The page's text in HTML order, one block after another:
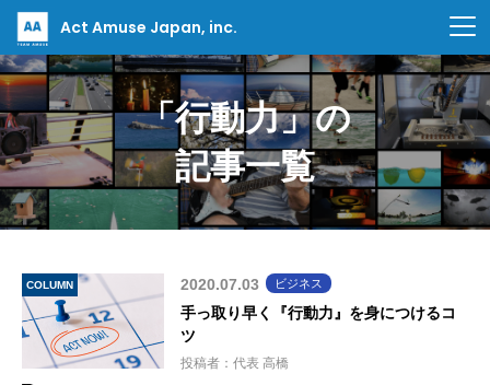
Act Amuse Japan, inc.
「行動力」の
記事一覧
COLUMN 2020.07.03 ビジネス
手っ取り早く『行動力』を身につけるコ
ツ
投稿者：代表 高橋